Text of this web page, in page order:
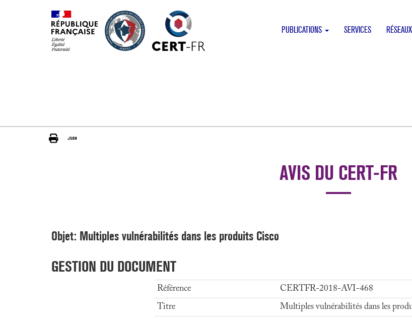
PUBLICATIONS SERVICES
AVIS DU CERT-FR
Objet: Multiples vulnérabilités dans les produits Cisco
GESTION DU DOCUMENT
Référence
CERTFR-2018-AVI-468
Titre
Multiples vulnérabilités dans les